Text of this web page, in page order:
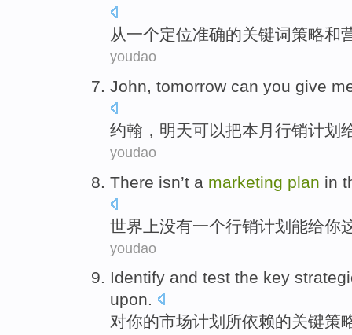
从一个定位准确的关键词策略和
youdao
John, tomorrow can you give
约翰 ， 明天可以把本月 行销计划
youdao
There isn’t a marketing plan in
世界上没有一个行销计划 能给你
youdao
Identify and test the key
upon.
对你的市场计划 所依赖的关键策